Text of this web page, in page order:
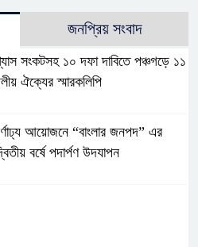
জনপ্রিয় সংবাদ
সংকটসহ ১০ দফা দাবিতে পঞ্চগড়ে ১১
ঐক্যের স্মারকলিপি
আয়োজনে “বাংলার জনপদ” এর
বর্ষে পদার্পণ উদযাপন